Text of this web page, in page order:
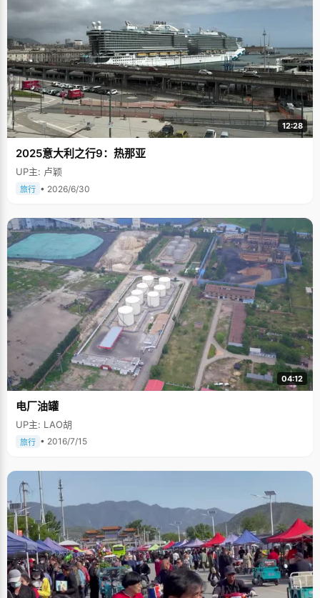
12:28
2025意大利之行9：热那亚
UP主: 卢颖
旅行 • 2026/6/30
04:12
电厂油罐
UP主: LAO胡
旅行 • 2016/7/15